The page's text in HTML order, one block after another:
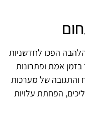
הפכו לחדשניות
בזמן אמת ופתרונות
והתגובה של מערכות
הפחתת עלויות